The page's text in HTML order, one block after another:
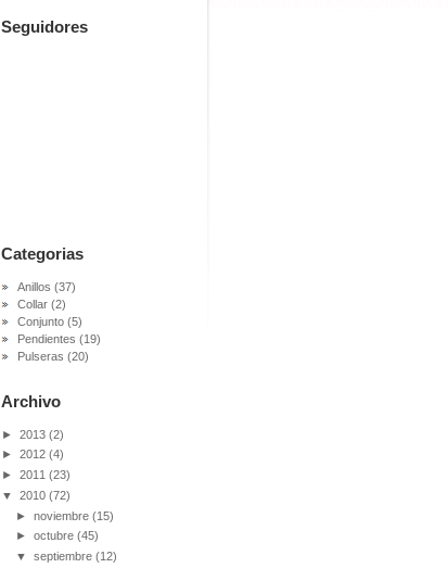
Seguidores
Categorias
Anillos (37)
Collar (2)
Conjunto (5)
Pendientes (19)
Pulseras (20)
Archivo
► 2013 (2)
► 2012 (4)
► 2011 (23)
▼ 2010 (72)
►noviembre (15)
►octubre (45)
▼septiembre (12)